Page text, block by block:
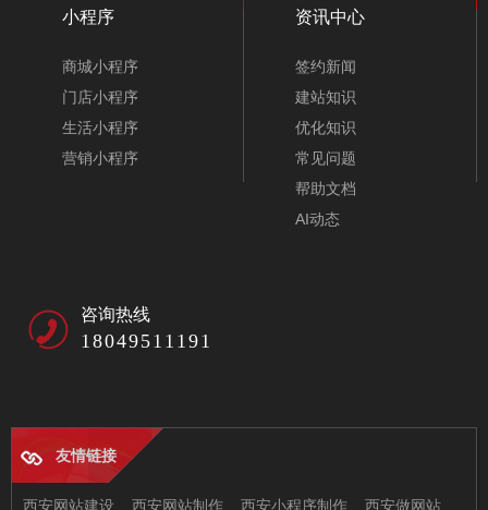
小程序
商城小程序
门店小程序
生活小程序
营销小程序
资讯中心
签约新闻
建站知识
优化知识
常见问题
帮助文档
AI动态
咨询热线
18049511191
友情链接
西安网站建设 西安网站制作 西安小程序制作 西安做网站